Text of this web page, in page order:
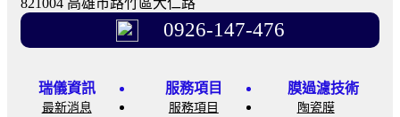
821004 高雄市路竹區大仁路
0926-147-476
瑞儀資訊
最新消息
服務項目
服務項目
膜過濾技術
陶瓷膜